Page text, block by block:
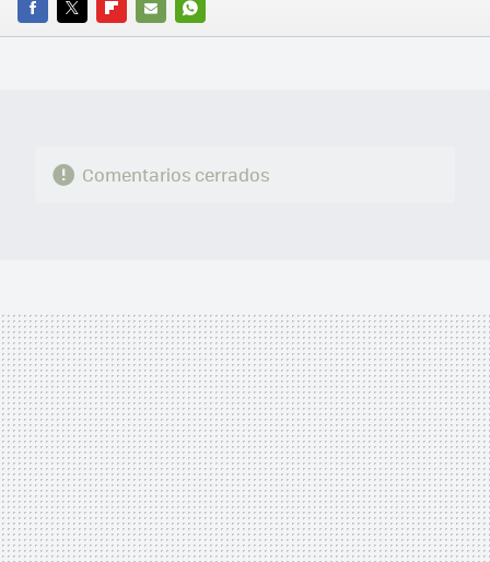
FACEBOOK
TWITTERFLIPBOARD
E-
WHATSAPP
Comentarios cerrados